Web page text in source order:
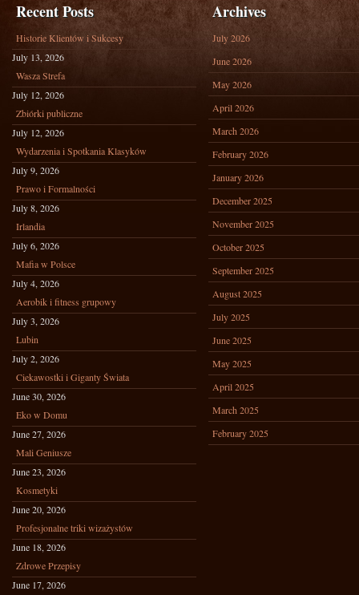
Recent Posts
Historie Klientów i Sukcesy
July 13, 2026
Wasza Strefa
July 12, 2026
Zbiórki publiczne
July 12, 2026
Wydarzenia i Spotkania Klasyków
July 9, 2026
Prawo i Formalności
July 8, 2026
Irlandia
July 6, 2026
Mafia w Polsce
July 4, 2026
Aerobik i fitness grupowy
July 3, 2026
Lubin
July 2, 2026
Ciekawostki i Giganty Świata
June 30, 2026
Eko w Domu
June 27, 2026
Mali Geniusze
June 23, 2026
Kosmetyki
June 20, 2026
Profesjonalne triki wizażystów
June 18, 2026
Zdrowe Przepisy
June 17, 2026
Archives
July 2026
June 2026
May 2026
April 2026
March 2026
February 2026
January 2026
December 2025
November 2025
October 2025
September 2025
August 2025
July 2025
June 2025
May 2025
April 2025
March 2025
February 2025